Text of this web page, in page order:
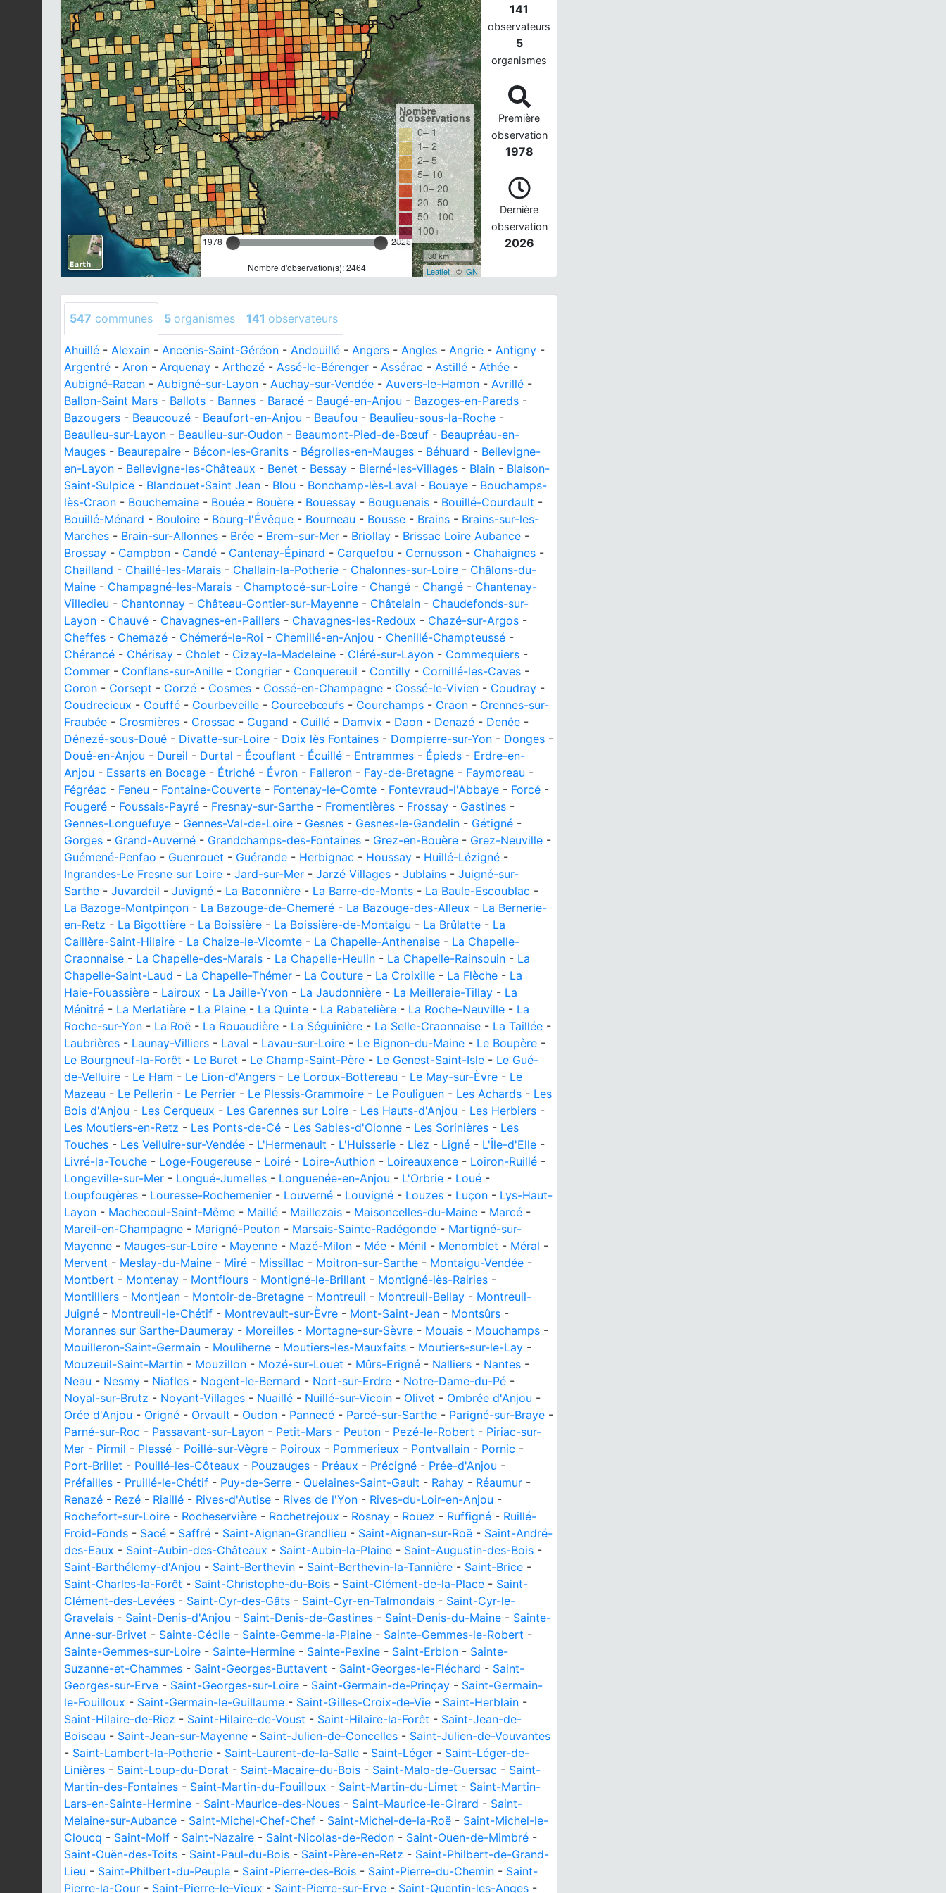
1978 2026
Nombre d'observation(s): 2464
Nombre
d'observations
0– 1
1– 2
2– 5
5– 10
10– 20
20– 50
50– 100
100+
30 km
Leaflet| ©IGN
141
observateurs
5
organismes
Première
observation
1978
Dernière
observation
2026
547 communes 5 organismes 141 observateurs
Ahuillé - Alexain - Ancenis-Saint-Géréon - Andouillé - Angers - Angles - Angrie - Antigny -
Argentré - Aron - Arquenay - Arthezé - Assé-le-Bérenger - Assérac - Astillé - Athée -
Aubigné-Racan - Aubigné-sur-Layon - Auchay-sur-Vendée - Auvers-le-Hamon - Avrillé -
Ballon-Saint Mars - Ballots - Bannes - Baracé - Baugé-en-Anjou - Bazoges-en-Pareds -
Bazougers - Beaucouzé - Beaufort-en-Anjou - Beaufou - Beaulieu-sous-la-Roche -
Beaulieu-sur-Layon - Beaulieu-sur-Oudon - Beaumont-Pied-de-Bœuf - Beaupréau-en-
Mauges - Beaurepaire - Bécon-les-Granits - Bégrolles-en-Mauges - Béhuard - Bellevigne-
en-Layon - Bellevigne-les-Châteaux - Benet - Bessay - Bierné-les-Villages - Blain - Blaison-
Saint-Sulpice - Blandouet-Saint Jean - Blou - Bonchamp-lès-Laval - Bouaye - Bouchamps-
lès-Craon - Bouchemaine - Bouée - Bouère - Bouessay - Bouguenais - Bouillé-Courdault -
Bouillé-Ménard - Bouloire - Bourg-l'Évêque - Bourneau - Bousse - Brains - Brains-sur-les-
Marches - Brain-sur-Allonnes - Brée - Brem-sur-Mer - Briollay - Brissac Loire Aubance -
Brossay - Campbon - Candé - Cantenay-Épinard - Carquefou - Cernusson - Chahaignes -
Chailland - Chaillé-les-Marais - Challain-la-Potherie - Chalonnes-sur-Loire - Châlons-du-
Maine - Champagné-les-Marais - Champtocé-sur-Loire - Changé - Changé - Chantenay-
Villedieu - Chantonnay - Château-Gontier-sur-Mayenne - Châtelain - Chaudefonds-sur-
Layon - Chauvé - Chavagnes-en-Paillers - Chavagnes-les-Redoux - Chazé-sur-Argos -
Cheffes - Chemazé - Chémeré-le-Roi - Chemillé-en-Anjou - Chenillé-Champteussé -
Chérancé - Chérisay - Cholet - Cizay-la-Madeleine - Cléré-sur-Layon - Commequiers -
Commer - Conflans-sur-Anille - Congrier - Conquereuil - Contilly - Cornillé-les-Caves -
Coron - Corsept - Corzé - Cosmes - Cossé-en-Champagne - Cossé-le-Vivien - Coudray -
Coudrecieux - Couffé - Courbeveille - Courcebœufs - Courchamps - Craon - Crennes-sur-
Fraubée - Crosmières - Crossac - Cugand - Cuillé - Damvix - Daon - Denazé - Denée -
Dénezé-sous-Doué - Divatte-sur-Loire - Doix lès Fontaines - Dompierre-sur-Yon - Donges -
Doué-en-Anjou - Dureil - Durtal - Écouflant - Écuillé - Entrammes - Épieds - Erdre-en-
Anjou - Essarts en Bocage - Étriché - Évron - Falleron - Fay-de-Bretagne - Faymoreau -
Fégréac - Feneu - Fontaine-Couverte - Fontenay-le-Comte - Fontevraud-l'Abbaye - Forcé -
Fougeré - Foussais-Payré - Fresnay-sur-Sarthe - Fromentières - Frossay - Gastines -
Gennes-Longuefuye - Gennes-Val-de-Loire - Gesnes - Gesnes-le-Gandelin - Gétigné -
Gorges - Grand-Auverné - Grandchamps-des-Fontaines - Grez-en-Bouère - Grez-Neuville -
Guémené-Penfao - Guenrouet - Guérande - Herbignac - Houssay - Huillé-Lézigné -
Ingrandes-Le Fresne sur Loire - Jard-sur-Mer - Jarzé Villages - Jublains - Juigné-sur-
Sarthe - Juvardeil - Juvigné - La Baconnière - La Barre-de-Monts - La Baule-Escoublac -
La Bazoge-Montpinçon - La Bazouge-de-Chemeré - La Bazouge-des-Alleux - La Bernerie-
en-Retz - La Bigottière - La Boissière - La Boissière-de-Montaigu - La Brûlatte - La
Caillère-Saint-Hilaire - La Chaize-le-Vicomte - La Chapelle-Anthenaise - La Chapelle-
Craonnaise - La Chapelle-des-Marais - La Chapelle-Heulin - La Chapelle-Rainsouin - La
Chapelle-Saint-Laud - La Chapelle-Thémer - La Couture - La Croixille - La Flèche - La
Haie-Fouassière - Lairoux - La Jaille-Yvon - La Jaudonnière - La Meilleraie-Tillay - La
Ménitré - La Merlatière - La Plaine - La Quinte - La Rabatelière - La Roche-Neuville - La
Roche-sur-Yon - La Roë - La Rouaudière - La Séguinière - La Selle-Craonnaise - La Taillée -
Laubrières - Launay-Villiers - Laval - Lavau-sur-Loire - Le Bignon-du-Maine - Le Boupère -
Le Bourgneuf-la-Forêt - Le Buret - Le Champ-Saint-Père - Le Genest-Saint-Isle - Le Gué-
de-Velluire - Le Ham - Le Lion-d'Angers - Le Loroux-Bottereau - Le May-sur-Èvre - Le
Mazeau - Le Pellerin - Le Perrier - Le Plessis-Grammoire - Le Pouliguen - Les Achards - Les
Bois d'Anjou - Les Cerqueux - Les Garennes sur Loire - Les Hauts-d'Anjou - Les Herbiers -
Les Moutiers-en-Retz - Les Ponts-de-Cé - Les Sables-d'Olonne - Les Sorinières - Les
Touches - Les Velluire-sur-Vendée - L'Hermenault - L'Huisserie - Liez - Ligné - L'Île-d'Elle -
Livré-la-Touche - Loge-Fougereuse - Loiré - Loire-Authion - Loireauxence - Loiron-Ruillé -
Longeville-sur-Mer - Longué-Jumelles - Longuenée-en-Anjou - L'Orbrie - Loué -
Loupfougères - Louresse-Rochemenier - Louverné - Louvigné - Louzes - Luçon - Lys-Haut-
Layon - Machecoul-Saint-Même - Maillé - Maillezais - Maisoncelles-du-Maine - Marcé -
Mareil-en-Champagne - Marigné-Peuton - Marsais-Sainte-Radégonde - Martigné-sur-
Mayenne - Mauges-sur-Loire - Mayenne - Mazé-Milon - Mée - Ménil - Menomblet - Méral -
Mervent - Meslay-du-Maine - Miré - Missillac - Moitron-sur-Sarthe - Montaigu-Vendée -
Montbert - Montenay - Montflours - Montigné-le-Brillant - Montigné-lès-Rairies -
Montilliers - Montjean - Montoir-de-Bretagne - Montreuil - Montreuil-Bellay - Montreuil-
Juigné - Montreuil-le-Chétif - Montrevault-sur-Èvre - Mont-Saint-Jean - Montsûrs -
Morannes sur Sarthe-Daumeray - Moreilles - Mortagne-sur-Sèvre - Mouais - Mouchamps -
Mouilleron-Saint-Germain - Mouliherne - Moutiers-les-Mauxfaits - Moutiers-sur-le-Lay -
Mouzeuil-Saint-Martin - Mouzillon - Mozé-sur-Louet - Mûrs-Erigné - Nalliers - Nantes -
Neau - Nesmy - Niafles - Nogent-le-Bernard - Nort-sur-Erdre - Notre-Dame-du-Pé -
Noyal-sur-Brutz - Noyant-Villages - Nuaillé - Nuillé-sur-Vicoin - Olivet - Ombrée d'Anjou -
Orée d'Anjou - Origné - Orvault - Oudon - Pannecé - Parcé-sur-Sarthe - Parigné-sur-Braye -
Parné-sur-Roc - Passavant-sur-Layon - Petit-Mars - Peuton - Pezé-le-Robert - Piriac-sur-
Mer - Pirmil - Plessé - Poillé-sur-Vègre - Poiroux - Pommerieux - Pontvallain - Pornic -
Port-Brillet - Pouillé-les-Côteaux - Pouzauges - Préaux - Précigné - Prée-d'Anjou -
Préfailles - Pruillé-le-Chétif - Puy-de-Serre - Quelaines-Saint-Gault - Rahay - Réaumur -
Renazé - Rezé - Riaillé - Rives-d'Autise - Rives de l'Yon - Rives-du-Loir-en-Anjou -
Rochefort-sur-Loire - Rocheservière - Rochetrejoux - Rosnay - Rouez - Ruffigné - Ruillé-
Froid-Fonds - Sacé - Saffré - Saint-Aignan-Grandlieu - Saint-Aignan-sur-Roë - Saint-André-
des-Eaux - Saint-Aubin-des-Châteaux - Saint-Aubin-la-Plaine - Saint-Augustin-des-Bois -
Saint-Barthélemy-d'Anjou - Saint-Berthevin - Saint-Berthevin-la-Tannière - Saint-Brice -
Saint-Charles-la-Forêt - Saint-Christophe-du-Bois - Saint-Clément-de-la-Place - Saint-
Clément-des-Levées - Saint-Cyr-des-Gâts - Saint-Cyr-en-Talmondais - Saint-Cyr-le-
Gravelais - Saint-Denis-d'Anjou - Saint-Denis-de-Gastines - Saint-Denis-du-Maine - Sainte-
Anne-sur-Brivet - Sainte-Cécile - Sainte-Gemme-la-Plaine - Sainte-Gemmes-le-Robert -
Sainte-Gemmes-sur-Loire - Sainte-Hermine - Sainte-Pexine - Saint-Erblon - Sainte-
Suzanne-et-Chammes - Saint-Georges-Buttavent - Saint-Georges-le-Fléchard - Saint-
Georges-sur-Erve - Saint-Georges-sur-Loire - Saint-Germain-de-Prinçay - Saint-Germain-
le-Fouilloux - Saint-Germain-le-Guillaume - Saint-Gilles-Croix-de-Vie - Saint-Herblain -
Saint-Hilaire-de-Riez - Saint-Hilaire-de-Voust - Saint-Hilaire-la-Forêt - Saint-Jean-de-
Boiseau - Saint-Jean-sur-Mayenne - Saint-Julien-de-Concelles - Saint-Julien-de-Vouvantes
- Saint-Lambert-la-Potherie - Saint-Laurent-de-la-Salle - Saint-Léger - Saint-Léger-de-
Linières - Saint-Loup-du-Dorat - Saint-Macaire-du-Bois - Saint-Malo-de-Guersac - Saint-
Martin-des-Fontaines - Saint-Martin-du-Fouilloux - Saint-Martin-du-Limet - Saint-Martin-
Lars-en-Sainte-Hermine - Saint-Maurice-des-Noues - Saint-Maurice-le-Girard - Saint-
Melaine-sur-Aubance - Saint-Michel-Chef-Chef - Saint-Michel-de-la-Roë - Saint-Michel-le-
Cloucq - Saint-Molf - Saint-Nazaire - Saint-Nicolas-de-Redon - Saint-Ouen-de-Mimbré -
Saint-Ouën-des-Toits - Saint-Paul-du-Bois - Saint-Père-en-Retz - Saint-Philbert-de-Grand-
Lieu - Saint-Philbert-du-Peuple - Saint-Pierre-des-Bois - Saint-Pierre-du-Chemin - Saint-
Pierre-la-Cour - Saint-Pierre-le-Vieux - Saint-Pierre-sur-Erve - Saint-Quentin-les-Anges -